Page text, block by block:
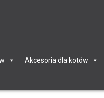
Akcesoria dla kotów